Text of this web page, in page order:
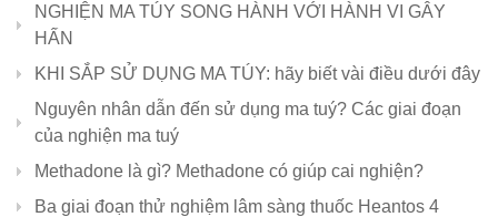
NGHIỆN MA TÚY SONG HÀNH VỚI HÀNH VI GÂY
HẤN
KHI SẮP SỬ DỤNG MA TÚY: hãy biết vài điều dưới đây
Nguyên nhân dẫn đến sử dụng ma tuý? Các giai đoạn
của nghiện ma tuý
Methadone là gì? Methadone có giúp cai nghiện?
Ba giai đoạn thử nghiệm lâm sàng thuốc Heantos 4